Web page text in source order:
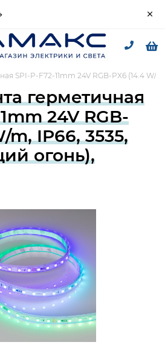
SPI-P-F72-11mm 24V RGB-PX6 (14.4 W/
герметичная
24V RGB-
m, IP66, 3535,
огонь),